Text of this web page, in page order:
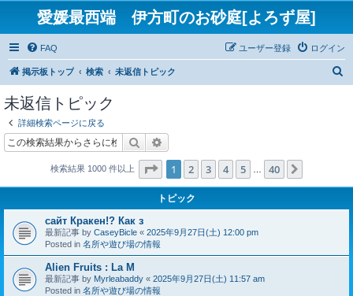
愛媛最西端 伊方町のお砂庭[よろず屋]
FAQ ログイン
ユーザー登録
掲示板トップ 検索 未返信トピック
未返信トピック
詳細検索ページに戻る
検索
検索結果 1000 件以上 ページ1 ／
1 2 3 4 5 40
トピック
сайт Кракен!? Как з
最新記事 by CaseyBicle « 2025年9月27日(土) 12:00 pm
Posted in 名所や遊び場の情報
Alien Fruits : La M
最新記事 by Myrleabaddy « 2025年9月27日(土) 11:57 am
Posted in 名所や遊び場の情報